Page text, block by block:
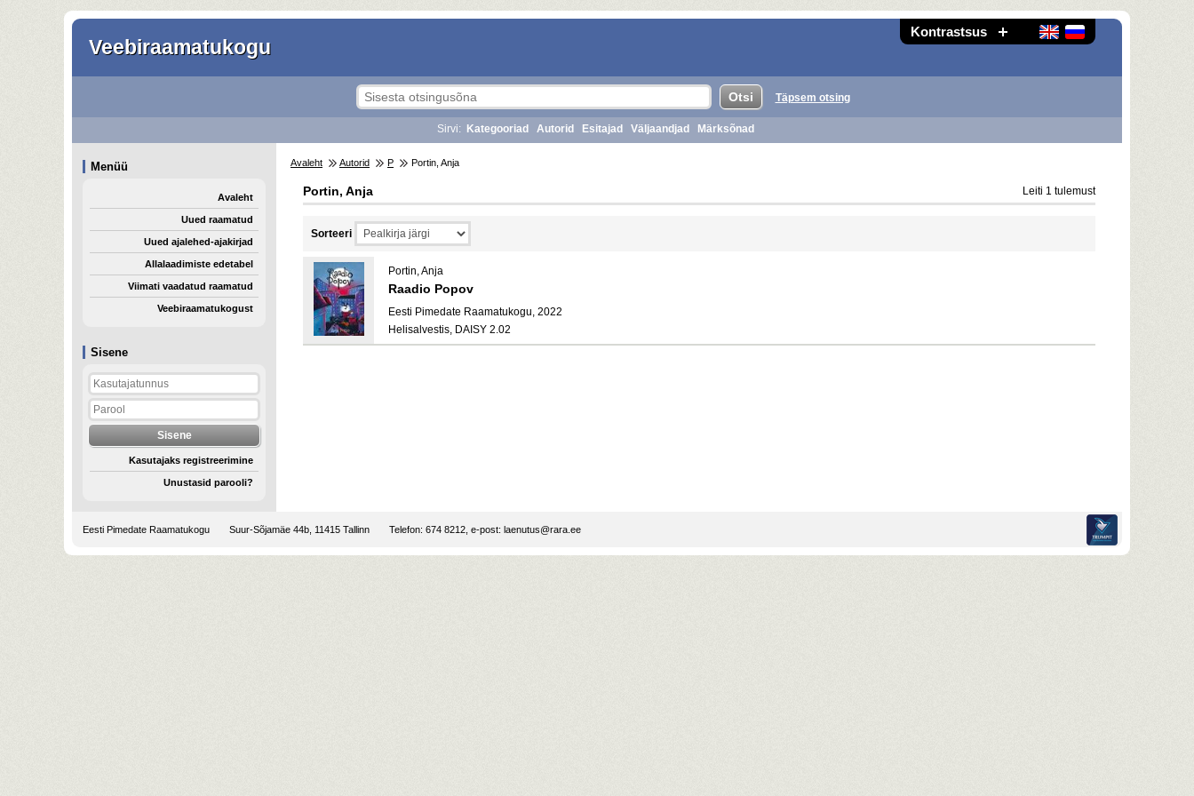
Kontrastsus
Veebiraamatukogu
Sisene
Kasutajaks registreerimine
Unustasid parooli?
Täpsem otsing
Sirvi: Kategooriad Autorid Esitajad Väljaandjad Märksõnad
Menüü
Avaleht
Uued raamatud
Uued ajalehed-ajakirjad
Allalaadimiste edetabel
Viimati vaadatud raamatud
Veebiraamatukogust
Avaleht Autorid P Portin, Anja
Portin, Anja Leiti 1 tulemust
Sorteeri
Portin, Anja
Raadio Popov
Eesti Pimedate Raamatukogu, 2022
Helisalvestis, DAISY 2.02
Eesti Pimedate Raamatukogu Suur-Sõjamäe 44b, 11415 Tallinn Telefon: 674 8212, e-post: laenutus@rara.ee